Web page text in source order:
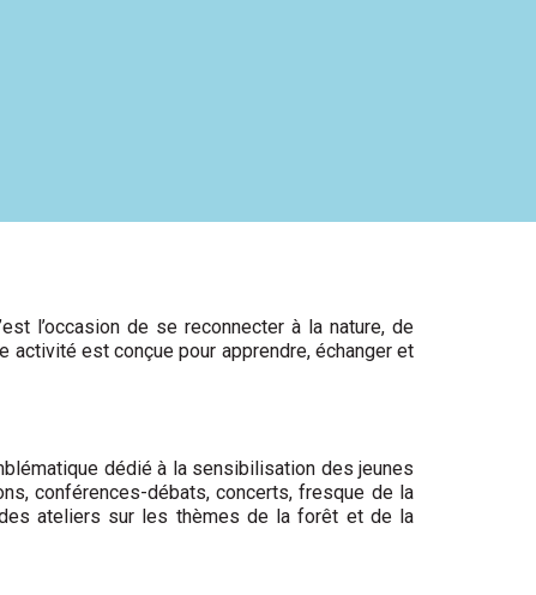
l’occasion de se reconnecter à la nature, de
activité est conçue pour apprendre, échanger et
dédié à la sensibilisation des jeunes
conférences-débats, concerts, fresque de la
ateliers sur les thèmes de la forêt et de la